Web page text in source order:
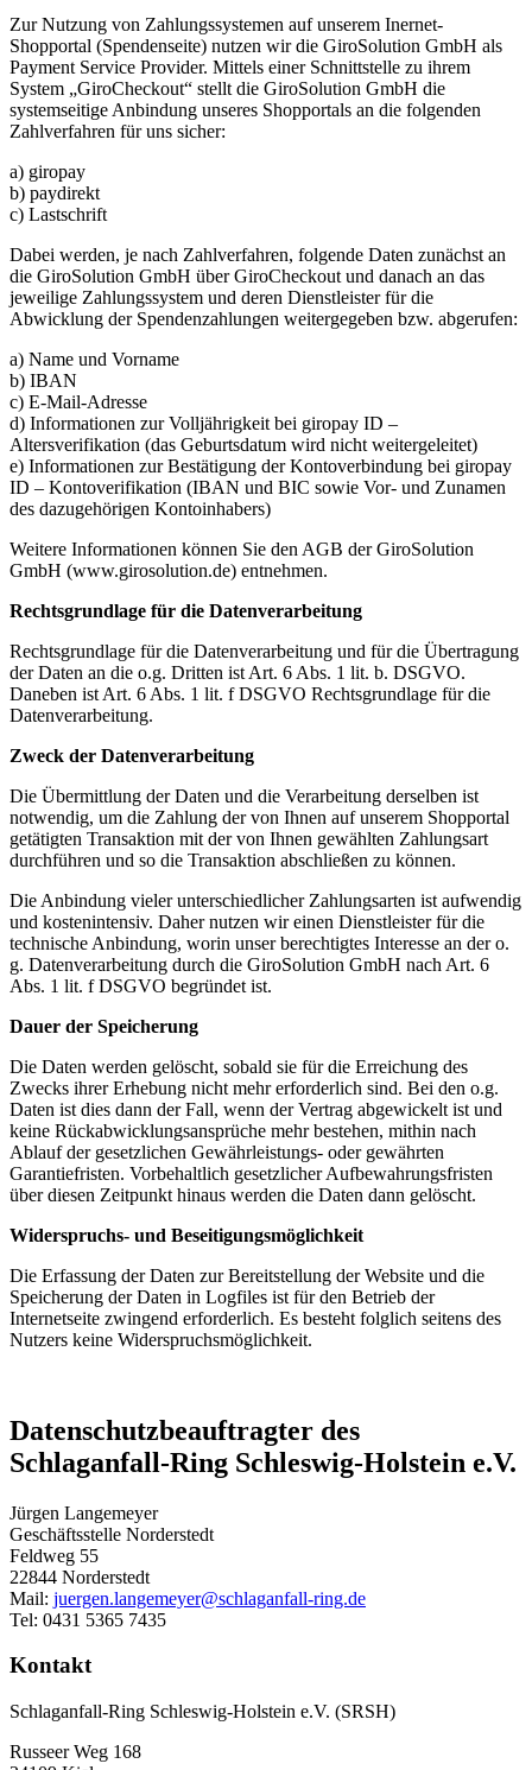
Zur Nutzung von Zahlungssystemen auf unserem Inernet-
Shopportal (Spendenseite) nutzen wir die GiroSolution GmbH als
Payment Service Provider. Mittels einer Schnittstelle zu ihrem
System „GiroCheckout“ stellt die GiroSolution GmbH die
systemseitige Anbindung unseres Shopportals an die folgenden
Zahlverfahren für uns sicher:
a) giropay
b) paydirekt
c) Lastschrift
Dabei werden, je nach Zahlverfahren, folgende Daten zunächst an
die GiroSolution GmbH über GiroCheckout und danach an das
jeweilige Zahlungssystem und deren Dienstleister für die
Abwicklung der Spendenzahlungen weitergegeben bzw. abgerufen:
a) Name und Vorname
b) IBAN
c) E-Mail-Adresse
d) Informationen zur Volljährigkeit bei giropay ID –
Altersverifikation (das Geburtsdatum wird nicht weitergeleitet)
e) Informationen zur Bestätigung der Kontoverbindung bei giropay
ID – Kontoverifikation (IBAN und BIC sowie Vor- und Zunamen
des dazugehörigen Kontoinhabers)
Weitere Informationen können Sie den AGB der GiroSolution
GmbH (www.girosolution.de) entnehmen.
Rechtsgrundlage für die Datenverarbeitung
Rechtsgrundlage für die Datenverarbeitung und für die Übertragung
der Daten an die o.g. Dritten ist Art. 6 Abs. 1 lit. b. DSGVO.
Daneben ist Art. 6 Abs. 1 lit. f DSGVO Rechtsgrundlage für die
Datenverarbeitung.
Zweck der Datenverarbeitung
Die Übermittlung der Daten und die Verarbeitung derselben ist
notwendig, um die Zahlung der von Ihnen auf unserem Shopportal
getätigten Transaktion mit der von Ihnen gewählten Zahlungsart
durchführen und so die Transaktion abschließen zu können.
Die Anbindung vieler unterschiedlicher Zahlungsarten ist aufwendig
und kostenintensiv. Daher nutzen wir einen Dienstleister für die
technische Anbindung, worin unser berechtigtes Interesse an der o.
g. Datenverarbeitung durch die GiroSolution GmbH nach Art. 6
Abs. 1 lit. f DSGVO begründet ist.
Dauer der Speicherung
Die Daten werden gelöscht, sobald sie für die Erreichung des
Zwecks ihrer Erhebung nicht mehr erforderlich sind. Bei den o.g.
Daten ist dies dann der Fall, wenn der Vertrag abgewickelt ist und
keine Rückabwicklungsansprüche mehr bestehen, mithin nach
Ablauf der gesetzlichen Gewährleistungs- oder gewährten
Garantiefristen. Vorbehaltlich gesetzlicher Aufbewahrungsfristen
über diesen Zeitpunkt hinaus werden die Daten dann gelöscht.
Widerspruchs- und Beseitigungsmöglichkeit
Die Erfassung der Daten zur Bereitstellung der Website und die
Speicherung der Daten in Logfiles ist für den Betrieb der
Internetseite zwingend erforderlich. Es besteht folglich seitens des
Nutzers keine Widerspruchsmöglichkeit.
Datenschutzbeauftragter des
Schlaganfall-Ring Schleswig-Holstein e.V.
Jürgen Langemeyer
Geschäftsstelle Norderstedt
Feldweg 55
22844 Norderstedt
Mail: juergen.langemeyer@schlaganfall-ring.de
Tel: 0431 5365 7435
Kontakt
Schlaganfall-Ring Schleswig-Holstein e.V. (SRSH)
Russeer Weg 168